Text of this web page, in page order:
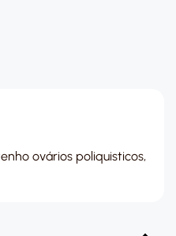
ovários poliquisticos,